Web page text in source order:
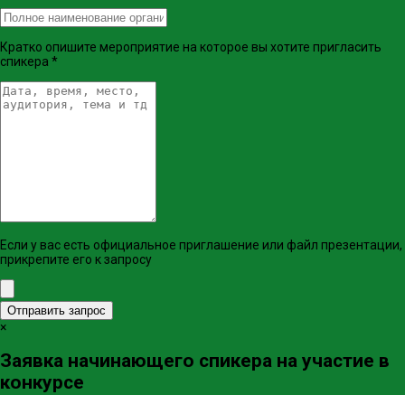
Кратко опишите мероприятие на которое вы хотите пригласить
спикера *
Если у вас есть официальное приглашение или файл презентации,
прикрепите его к запросу
Отправить запрос
×
Заявка начинающего спикера на участие в
конкурсе